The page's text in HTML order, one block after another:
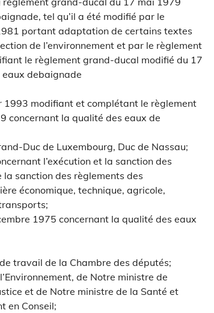
tel qu’il a été modifié par le
portant adaptation de certains textes
de l’environnement et par le règlement
le règlement grand-ducal modifié du 17
debaignade
modifiant et complétant le règlement
concernant la qualité des eaux de
Duc de Luxembourg, Duc de Nassau;
l’exécution et la sanction des
sanction des règlements des
économique, technique, agricole,
1975 concernant la qualité des eaux
travail de la Chambre des députés;
de Notre ministre de
et de Notre ministre de la Santé et
en Conseil;